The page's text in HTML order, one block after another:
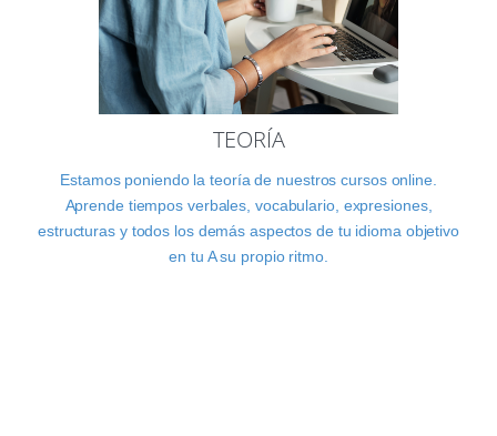
TEORÍA
Estamos poniendo la teoría de nuestros cursos online.
Aprende tiempos verbales, vocabulario, expresiones,
estructuras y todos los demás aspectos de tu idioma objetivo
en tu A su propio ritmo.